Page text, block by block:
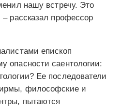
нашу встречу. Это
– рассказал профессор
епископ
опасности саентологии:
Ее последователи
философские и
пытаются